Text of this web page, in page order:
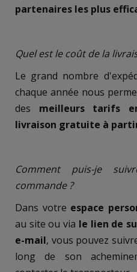
partenaires les plus
Quel est le coût de la
Le grand nombre
chaque année nous
des meilleurs tarifs
livraison gratuite à
Comment puis-je
commande ?
Dans votre espace
au site ou via le lien de
e-mail, vous pouvez
long de son